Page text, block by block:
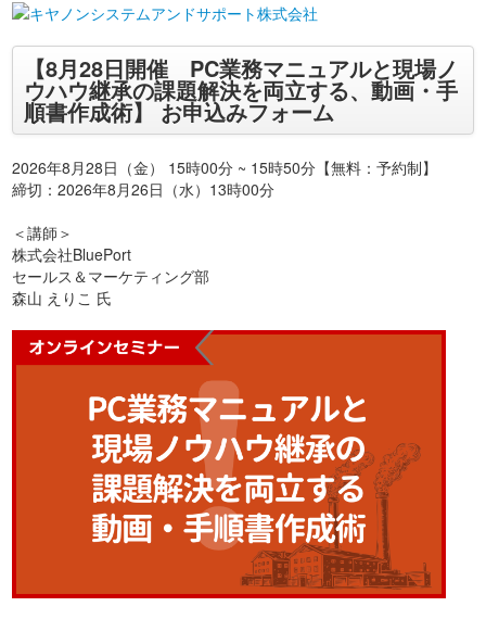
【8月28日開催 PC業務マニュアルと現場ノ
ウハウ継承の課題解決を両立する、動画・手
順書作成術】 お申込みフォーム
2026年8月28日（金） 15時00分 ~ 15時50分【無料：予約制】
締切：2026年8月26日（水）13時00分
＜講師＞
株式会社BluePort
セールス＆マーケティング部
森山 えりこ 氏